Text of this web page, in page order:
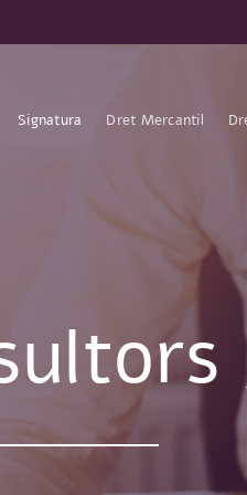
Signatura Dret Mercantil